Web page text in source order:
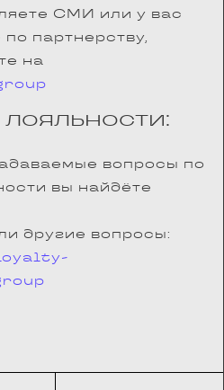
СМИ или у вас
партнерству,
на
вопросы по
вы найдёте
другие вопросы: